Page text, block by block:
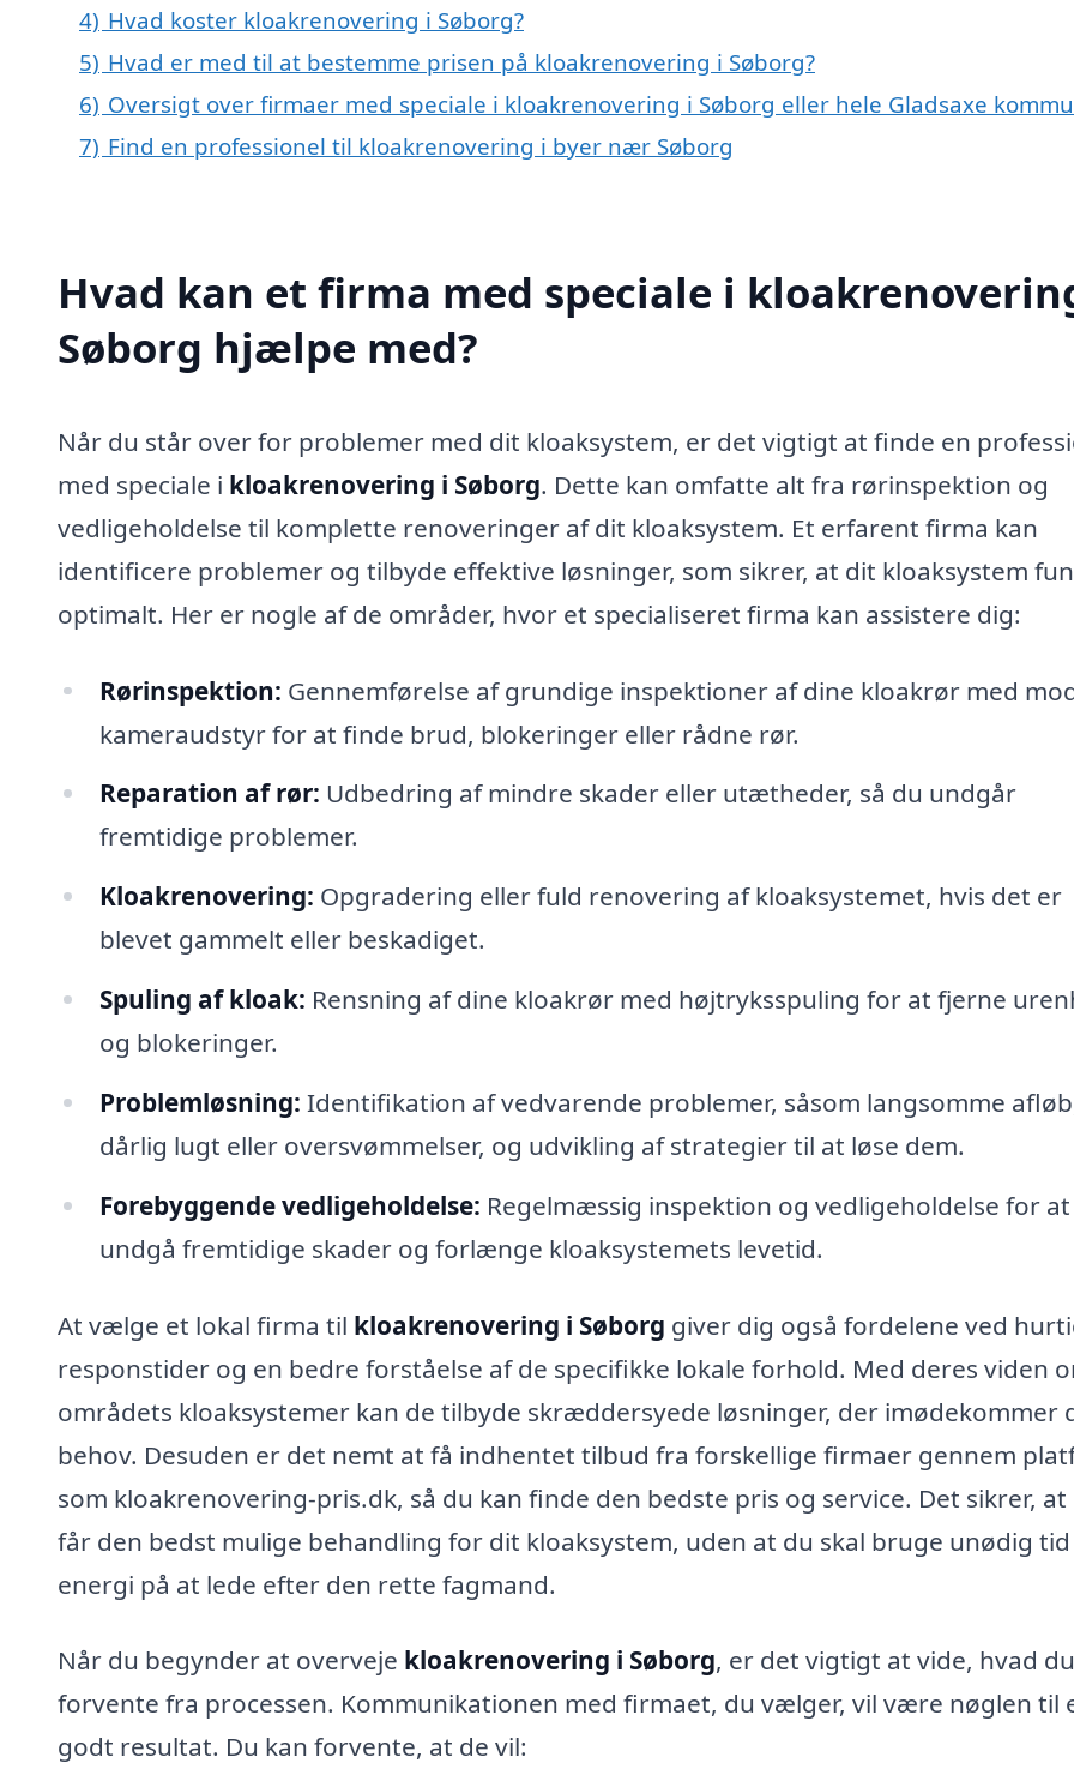
4) Hvad koster kloakrenovering i Søborg?
5) Hvad er med til at bestemme prisen på kloakrenovering i Søborg?
6) Oversigt over firmaer med speciale i kloakrenovering i Søborg eller hele Gladsaxe
7) Find en professionel til kloakrenovering i byer nær Søborg
Hvad kan et firma med speciale i
Søborg hjælpe med?
Når du står over for problemer med dit kloaksystem, er det vigtigt at finde en
med speciale i kloakrenovering i Søborg. Dette kan omfatte alt fra rørinspektion og
vedligeholdelse til komplette renoveringer af dit kloaksystem. Et erfarent firma kan
identificere problemer og tilbyde effektive løsninger, som sikrer, at dit kloaksystem
optimalt. Her er nogle af de områder, hvor et specialiseret firma kan assistere dig:
Rørinspektion: Gennemførelse af grundige inspektioner af dine kloakrør med
kameraudstyr for at finde brud, blokeringer eller rådne rør.
Reparation af rør: Udbedring af mindre skader eller utætheder, så du undgår
fremtidige problemer.
Kloakrenovering: Opgradering eller fuld renovering af kloaksystemet, hvis det er
blevet gammelt eller beskadiget.
Spuling af kloak: Rensning af dine kloakrør med højtryksspuling for at fjerne
og blokeringer.
Problemløsning: Identifikation af vedvarende problemer, såsom langsomme
dårlig lugt eller oversvømmelser, og udvikling af strategier til at løse dem.
Forebyggende vedligeholdelse: Regelmæssig inspektion og vedligeholdelse for at
undgå fremtidige skader og forlænge kloaksystemets levetid.
At vælge et lokal firma til kloakrenovering i Søborg giver dig også fordelene ved
responstider og en bedre forståelse af de specifikke lokale forhold. Med deres viden
områdets kloaksystemer kan de tilbyde skræddersyede løsninger, der imødekommer
behov. Desuden er det nemt at få indhentet tilbud fra forskellige firmaer gennem
som kloakrenovering-pris.dk, så du kan finde den bedste pris og service. Det sikrer, at
får den bedst mulige behandling for dit kloaksystem, uden at du skal bruge unødig
energi på at lede efter den rette fagmand.
Når du begynder at overveje kloakrenovering i Søborg, er det vigtigt at vide, hvad
forvente fra processen. Kommunikationen med firmaet, du vælger, vil være nøglen til
godt resultat. Du kan forvente, at de vil: